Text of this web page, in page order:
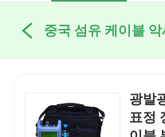
중국 섬유 케이블 악
광발
표정